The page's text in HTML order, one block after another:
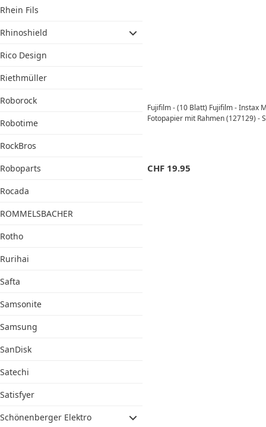
Rhein Fils
Rhinoshield
Rico Design
Riethmüller
Roborock
Robotime
RockBros
Roboparts
Rocada
ROMMELSBACHER
Rotho
Rurihai
Safta
Samsonite
Samsung
SanDisk
Satechi
Satisfyer
Schönenberger Elektro
Fujifilm - (10 Blatt) Fujifilm - Instax
Fotopapier mit Rahmen (127129) -
CHF 19.95